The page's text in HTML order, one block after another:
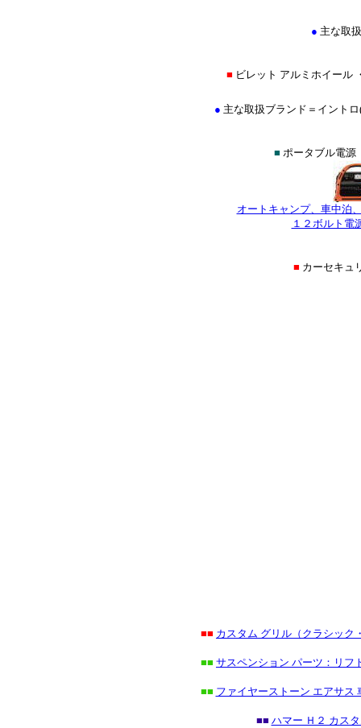
● 主な取
■ ビレット アルミホイー
● 主な取扱ブランド＝イント
■ ポータブル電源
オートキャンプ、車中泊
１２ボルト電
■ カーセキ
■■ カスタム グリル（クラシック
■■ サスペンション パーツ：リフ
■■ ファイヤーストーン エアサス
■■ ハマー Ｈ２ カス